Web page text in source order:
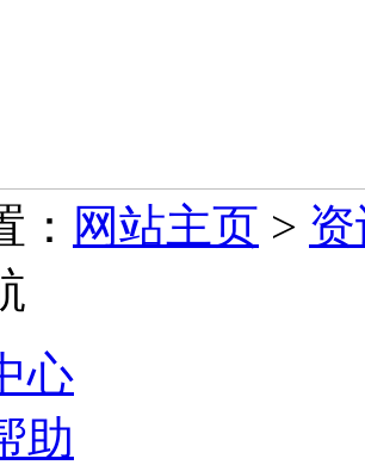
： 网站主页 >
心
助